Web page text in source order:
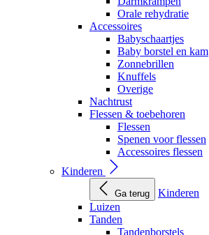
Orale rehydratie
Accessoires
Babyschaartjes
Baby borstel en kam
Zonnebrillen
Knuffels
Overige
Nachtrust
Flessen & toebehoren
Flessen
Spenen voor flessen
Accessoires flessen
Kinderen
Ga terug
Kinderen
Luizen
Tanden
Tandenborstels